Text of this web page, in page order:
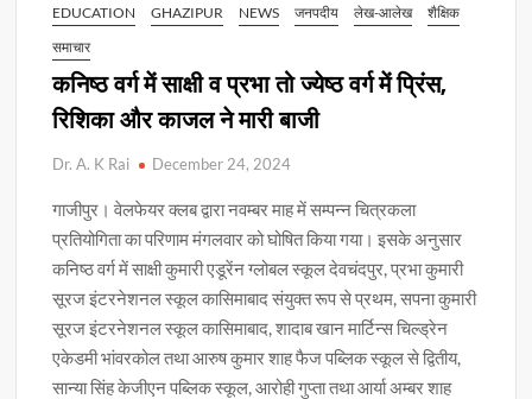
EDUCATION GHAZIPUR NEWS जनपदीय लेख-आलेख
शैक्षिक
समाचार
कनिष्ठ वर्ग में साक्षी व प्रभा तो ज्येष्ठ वर्ग में प्रिंस,
रिशिका और काजल ने मारी बाजी
Dr. A. K Rai December 24, 2024
गाजीपुर। वेलफेयर क्लब द्वारा नवम्बर माह में सम्पन्न चित्रकला
प्रतियोगिता का परिणाम मंगलवार को घोषित किया गया। इसके अनुसार
कनिष्ठ वर्ग में साक्षी कुमारी एडूरेंन ग्लोबल स्कूल देवचंदपुर, प्रभा कुमारी
सूरज इंटरनेशनल स्कूल कासिमाबाद संयुक्त रूप से प्रथम, सपना कुमारी
सूरज इंटरनेशनल स्कूल कासिमाबाद, शादाब खान मार्टिन्स चिल्ड्रेन
एकेडमी भांवरकोल तथा आरुष कुमार शाह फैज पब्लिक स्कूल से द्वितीय,
सान्या सिंह केजीएन पब्लिक स्कूल, आरोही गुप्ता तथा आर्या अम्बर शाह